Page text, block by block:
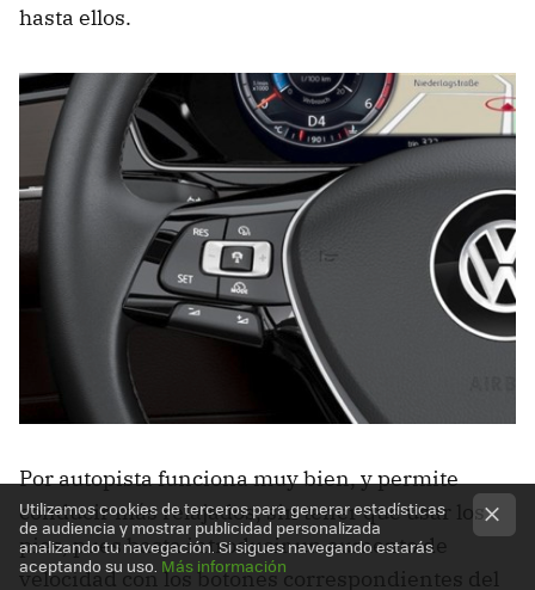
hasta ellos.
Por autopista funciona muy bien, y permite
conducir más relajados, sin tener que usar los
pies, pues basta introducir un aumento de
velocidad con los botones correspondientes del
Utilizamos cookies de terceros para generar estadísticas
de audiencia y mostrar publicidad personalizada
analizando tu navegación. Si sigues navegando estarás
aceptando su uso. Más información